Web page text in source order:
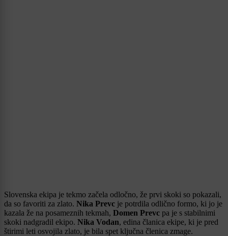
Slovenska ekipa je tekmo začela odločno, že prvi skoki so pokazali,
da so favoriti za zlato. Nika Prevc je potrdila odlično formo, ki jo je
kazala že na posameznih tekmah, Domen Prevc pa je s stabilnimi
skoki nadgradil ekipo. Nika Vodan, edina članica ekipe, ki je pred
štirimi leti osvojila zlato, je bila spet ključna členica zmage.